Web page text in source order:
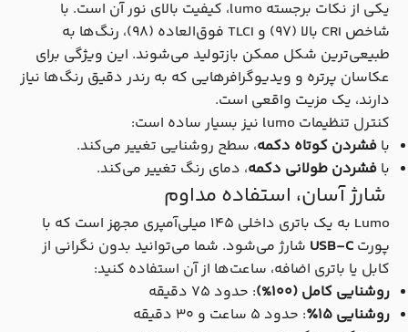
یکی از نکات برجسته lumo، کیفیت بالای نور آن است. با
شاخص CRI بالا (۹۷) و TLCI فوق‌العاده (۹۸)، رنگ‌ها به
طبیعی‌ترین شکل ممکن بازتولید می‌شوند. این ویژگی برای
عکاسان پرتره و ویدیوگرافرهایی که به رندر دقیق رنگ‌ها نیاز
دارند، یک مزیت واقعی است.
کنترل تنظیمات lumo نیز بسیار ساده است:
با فشردن کوتاه دکمه، سطح روشنایی تغییر می‌کند.
با فشردن طولانی دکمه، دمای رنگ تغییر می‌کند.
شارژ آسان، استفاده مداوم
Lumo به یک باتری داخلی ۱۴۵ میلی‌آمپری مجهز است که با
پورت USB-C شارژ می‌شود. شما می‌توانید بدون نگرانی از
کابل یا باتری اضافه، ساعت‌ها از آن استفاده کنید:
روشنایی کامل (100%)
: حدود ۷۵ دقیقه
روشنایی ۱۵٪
: حدود ۵ ساعت و ۳۰ دقیقه